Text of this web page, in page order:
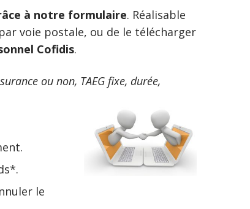
à notre formulaire. Réalisable
voie postale, ou de le télécharger
Cofidis.
ou non, TAEG fixe, durée,
le